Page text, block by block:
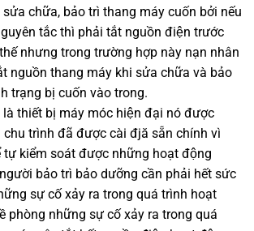
chữa, bảo trì thang máy cuốn bởi nếu
tắc thì phải tắt nguồn điện trước
nhưng trong trường hợp này nạn nhân
nguồn thang máy khi sửa chữa và bảo
trạng bị cuốn vào trong.
thiết bị máy móc hiện đại nó được
chu trình đã được cài đjă sẵn chính vì
tự kiểm soát được những hoạt động
bảo trì bảo dưỡng cần phải hết sức
sự cố xảy ra trong quá trình hoạt
phòng những sự cố xảy ra trong quá